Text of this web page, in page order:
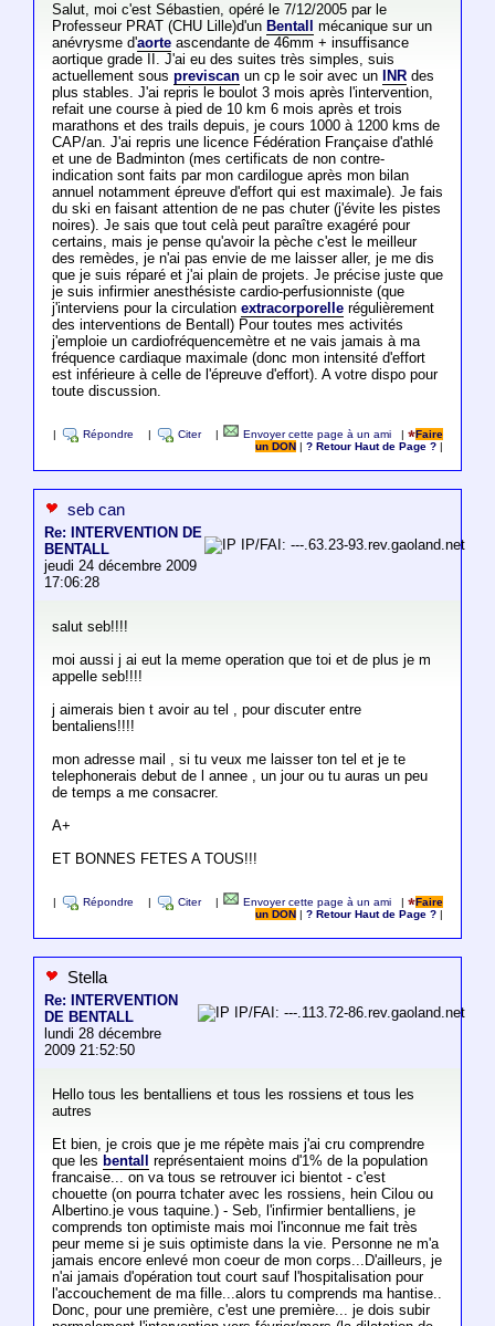
Salut, moi c'est Sébastien, opéré le 7/12/2005 par le
Professeur PRAT (CHU Lille)d'un Bentall
mécanique sur un
anévrysme d'aorteascendante de 46mm + insuffisance
aortique grade II. J'ai eu des suites très simples, suis
actuellement sous previscanun cp le soir avec un INRdes
plus stables. J'ai repris le boulot 3 mois après l'intervention,
refait une course à pied de 10 km 6 mois après et trois
marathons et des trails depuis, je cours 1000 à 1200 kms de
CAP/an. J'ai repris une licence Fédération Française d'athlé
et une de Badminton (mes certificats de non contre-
indication sont faits par mon cardilogue après mon bilan
annuel notamment épreuve d'effort qui est maximale). Je fais
du ski en faisant attention de ne pas chuter (j'évite les pistes
noires). Je sais que tout celà peut paraître exagéré pour
certains, mais je pense qu'avoir la pèche c'est le meilleur
des remèdes, je n'ai pas envie de me laisser aller, je me dis
que je suis réparé et j'ai plain de projets. Je précise juste que
je suis infirmier anesthésiste cardio-perfusionniste (que
j'interviens pour la circulation extracorporellerégulièrement
des interventions de Bentall) Pour toutes mes activités
j'emploie un cardiofréquencemètre et ne vais jamais à ma
fréquence cardiaque maximale (donc mon intensité d'effort
est inférieure à celle de l'épreuve d'effort). A votre dispo pour
toute discussion.
Répondre Citer Envoyer cette page à un ami |
Faire
un DON
|? Retour Haut de Page ?
seb can
Re: INTERVENTION DE
BENTALL
jeudi 24 décembre 2009
17:06:28
IP/FAI: ---.63.23-93.rev.gaoland.net
salut seb!!!!
moi aussi j ai eut la meme operation que toi et de plus je m
appelle seb!!!!
j aimerais bien t avoir au tel , pour discuter entre
bentaliens!!!!
mon adresse mail , si tu veux me laisser ton tel et je te
telephonerais debut de l annee , un jour ou tu auras un peu
de temps a me consacrer.
A+
ET BONNES FETES A TOUS!!!
Répondre Citer Envoyer cette page à un ami |
Faire
un DON
|? Retour Haut de Page ?
Stella
Re: INTERVENTION
DE BENTALL
lundi 28 décembre
2009 21:52:50
IP/FAI: ---.113.72-86.rev.gaoland.net
Hello tous les bentalliens et tous les rossiens et tous les
autres
Et bien, je crois que je me répète mais j'ai cru comprendre
que les bentall
représentaient moins d'1% de la population
francaise... on va tous se retrouver ici bientot - c'est
chouette (on pourra tchater avec les rossiens, hein Cilou ou
Albertino.je vous taquine.) - Seb, l'infirmier bentalliens, je
comprends ton optimiste mais moi l'inconnue me fait très
peur meme si je suis optimiste dans la vie. Personne ne m'a
jamais encore enlevé mon coeur de mon corps...D'ailleurs, je
n'ai jamais d'opération tout court sauf l'hospitalisation pour
l'accouchement de ma fille...alors tu comprends ma hantise..
Donc, pour une première, c'est une première... je dois subir